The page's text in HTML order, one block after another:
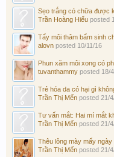
Sẹo trắng có chữa được
Trần Hoàng Hiếu posted
Tẩy môi thâm bẩm sinh
alovn posted 10/11/16
Phun xăm môi xong có
tuvanthammy posted 18/
Trẻ hóa da có hại gì
Trần Thị Mến posted 21/
Tư vấn mắt: Hai mí mắt
Trần Thị Mến posted 21/
Thêu lông mày mấy ngày
Trần Thị Mến posted 21/